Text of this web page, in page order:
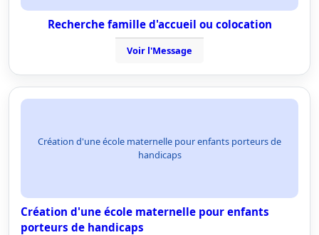
Recherche famille d'accueil ou colocation
Voir l'Message
Création d'une école maternelle pour enfants porteurs de
handicaps
Création d'une école maternelle pour enfants
porteurs de handicaps